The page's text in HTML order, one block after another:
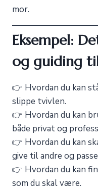
mor.
Eksempel:
og guiding
👉 Hvordan du kan
slippe tvivlen.
👉 Hvordan du kan
både privat og
👉 Hvordan du kan
give til andre og
👉 Hvordan du kan
som du skal være.